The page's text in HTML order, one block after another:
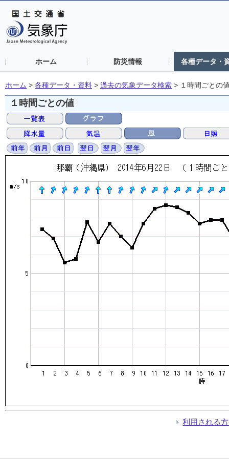
ホーム 防災情報 各種データ・
ホーム > 各種データ・資料 > 過去の気象データ検索 > １時間ごとの
１時間ごとの値
利用される